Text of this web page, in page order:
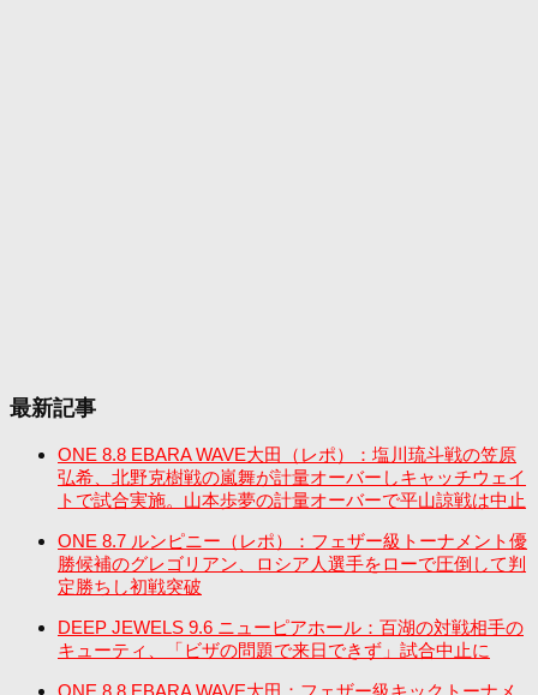
最新記事
ONE 8.8 EBARA WAVE大田（レポ）：塩川琉斗戦の笠原
弘希、北野克樹戦の嵐舞が計量オーバーしキャッチウェイ
トで試合実施。山本歩夢の計量オーバーで平山諒戦は中止
ONE 8.7 ルンピニー（レポ）：フェザー級トーナメント優
勝候補のグレゴリアン、ロシア人選手をローで圧倒して判
定勝ちし初戦突破
DEEP JEWELS 9.6 ニューピアホール：百湖の対戦相手の
キューティ、「ビザの問題で来日できず」試合中止に
ONE 8.8 EBARA WAVE大田：フェザー級キックトーナメ